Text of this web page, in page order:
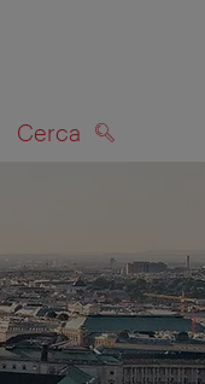
Cerca